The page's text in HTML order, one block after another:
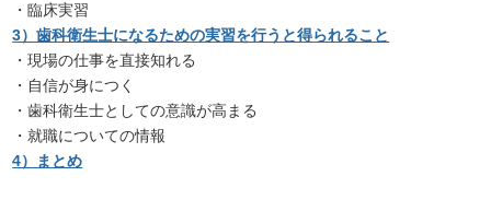
・臨床実習
3）歯科衛生士になるための実習を行うと得られること
・現場の仕事を直接知れる
・自信が身につく
・歯科衛生士としての意識が高まる
・就職についての情報
4）まとめ